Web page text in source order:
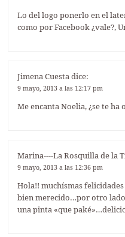
Lo del logo ponerlo en el
como por Facebook ¿vale?,
Jimena Cuesta dice:
9 mayo, 2013 a las 12:17 pm
Me encanta Noelia, ¿se te ha
Marina----La Rosquilla de la
9 mayo, 2013 a las 12:36 pm
Hola!! muchísmas
bien merecido…por otro
una pinta «que